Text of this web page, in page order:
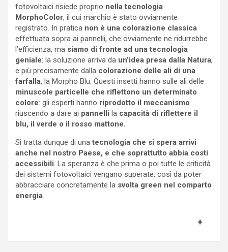
fotovoltaici risiede proprio nella tecnologia
MorphoColor, il cui marchio è stato ovviamente
registrato. In pratica non è una colorazione classica
effettuata sopra ai pannelli, che ovviamente ne ridurrebbe
l’efficienza, ma siamo di fronte ad una tecnologia
geniale: la soluzione arriva da un’idea presa dalla Natura,
e più precisamente dalla colorazione delle ali di una
farfalla, la Morpho Blu. Questi insetti hanno sulle ali delle
minuscole particelle che riflettono un determinato
colore: gli esperti hanno riprodotto il meccanismo
riuscendo a dare ai pannelli la capacità di riflettere il
blu, il verde o il rosso mattone.
Si tratta dunque di unatecnologia che si spera arrivi
anche nel nostro Paese, e che soprattutto abbia costi
accessibili . La speranza è che prima o poi tutte le criticità
dei sistemi fotovoltaici vengano superate, così da poter
abbracciare concretamente la svolta green nel comparto
energia